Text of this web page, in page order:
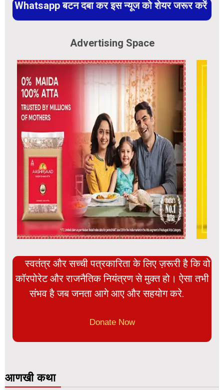
Whatsapp बटन दबा कर इस न्यूज को शेयर जरूर करें
Advertising Space
स्वतंत्र और सच्ची पत्रकारिता के लिए ज़रूरी है कि वो
कॉरपोरेट और राजनैतिक नियंत्रण से मुक्त हो। ऐसा तभी
संभव है जब जनता आगे आए और सहयोग करे.
Donate Now
आणखी कथा